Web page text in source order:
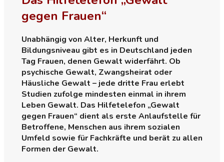
gegen Frauen“
Unabhängig von Alter, Herkunft und
Bildungsniveau gibt es in Deutschland jeden
Tag Frauen, denen Gewalt widerfährt. Ob
psychische Gewalt, Zwangsheirat oder
Häusliche Gewalt – jede dritte Frau erlebt
Studien zufolge mindesten einmal in ihrem
Leben Gewalt. Das Hilfetelefon „Gewalt
gegen Frauen“ dient als erste Anlaufstelle für
Betroffene, Menschen aus ihrem sozialen
Umfeld sowie für Fachkräfte und berät zu allen
Formen der Gewalt.